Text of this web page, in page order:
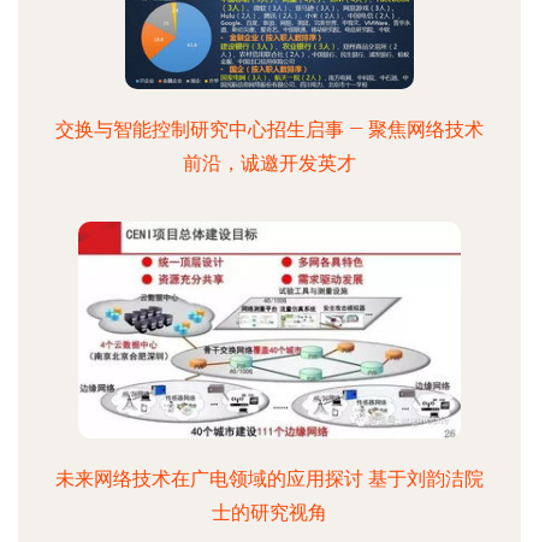
交换与智能控制研究中心招生启事 — 聚焦网络技术
前沿，诚邀开发英才
未来网络技术在广电领域的应用探讨 基于刘韵洁院
士的研究视角